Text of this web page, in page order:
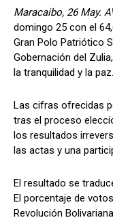
Maracaibo, 26 May.
domingo 25 con el
Gran Polo Patriótico
Gobernación del
la tranquilidad y la paz.
Las cifras ofrecidas
tras el proceso
los resultados
las actas y una
El resultado se
El porcentaje de
Revolución